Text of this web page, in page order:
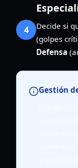
4 Decide si
(golpes
Defensa
Gestión